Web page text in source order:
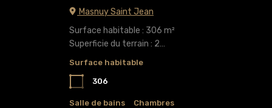
Masnuy Saint Jean
Surface habitable : 306 m²
Superficie du terrain : 2…
Surface habitable
306
Salle de bains Chambres